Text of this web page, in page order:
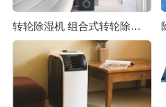
转轮除湿机 组合式转轮除湿机 低露点除湿机